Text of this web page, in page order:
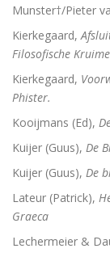
Munster†/Pieter
Kierkegaard,
Filosofische
Kierkegaard,
Phister.
Kooijmans (Ed),
Kuijer (Guus), De
Kuijer (Guus), De
Lateur (Patrick),
Graeca
Lechermeier &